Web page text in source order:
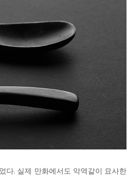
다. 실제 만화에서도 악역같이 묘사한